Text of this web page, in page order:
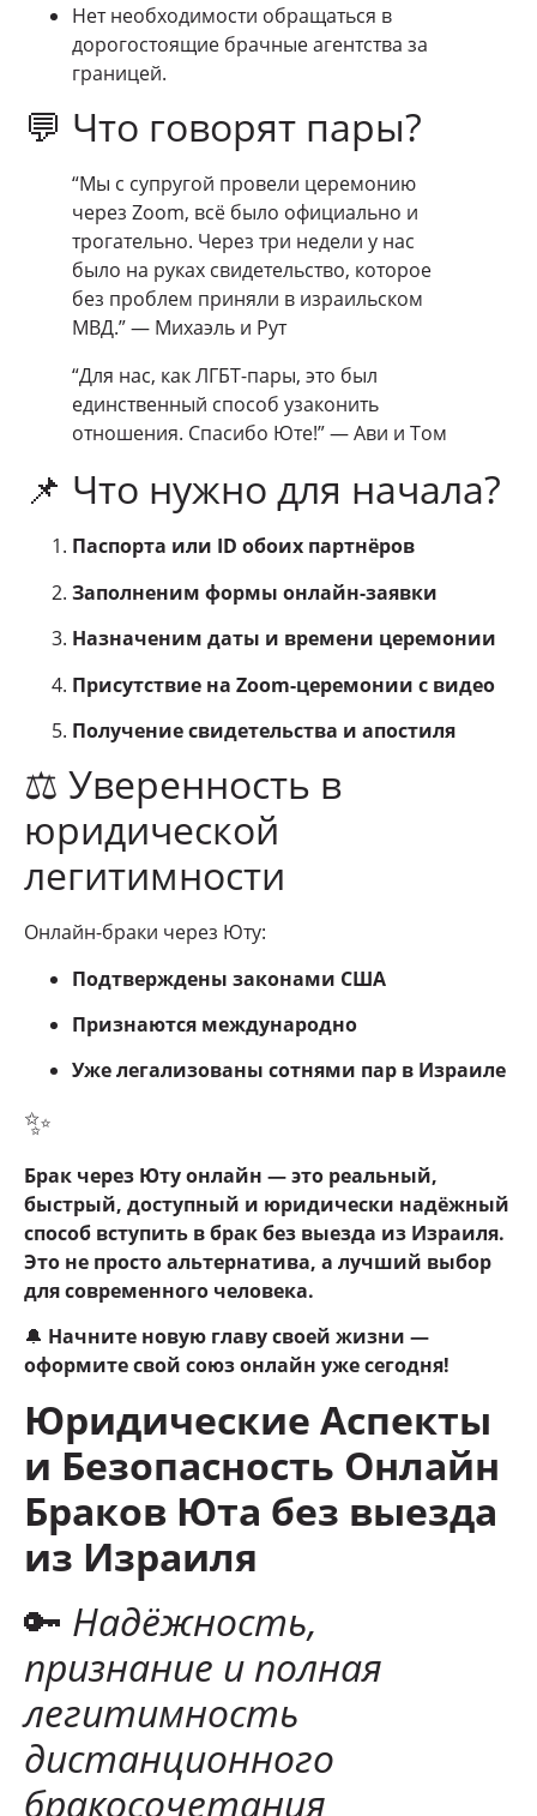
Нет необходимости обращаться в
дорогостоящие брачные агентства за
границей.
💬 Что говорят пары?
“Мы с супругой провели церемонию
через Zoom, всё было официально и
трогательно. Через три недели у нас
было на руках свидетельство, которое
без проблем приняли в израильском
МВД.” — Михаэль и Рут
“Для нас, как ЛГБТ-пары, это был
единственный способ узаконить
отношения. Спасибо Юте!” — Ави и Том
📌 Что нужно для начала?
Паспорта или ID обоих партнёров
Заполненим формы онлайн-заявки
Назначеним даты и времени церемонии
Присутствие на Zoom-церемонии с видео
Получение свидетельства и апостиля
⚖️ Уверенность в
юридической
легитимности
Онлайн-браки через Юту:
Подтверждены законами США
Признаются международно
Уже легализованы сотнями пар в Израиле
✨
Брак через Юту онлайн — это реальный,
быстрый, доступный и юридически надёжный
способ вступить в брак без выезда из Израиля.
Это не просто альтернатива, а лучший выбор
для современного человека.
🔔 Начните новую главу своей жизни —
оформите свой союз онлайн уже сегодня!
Юридические Аспекты
и Безопасность Онлайн
Браков Юта без выезда
из Израиля
🔑 Надёжность,
признание и полная
легитимность
дистанционного
бракосочетания